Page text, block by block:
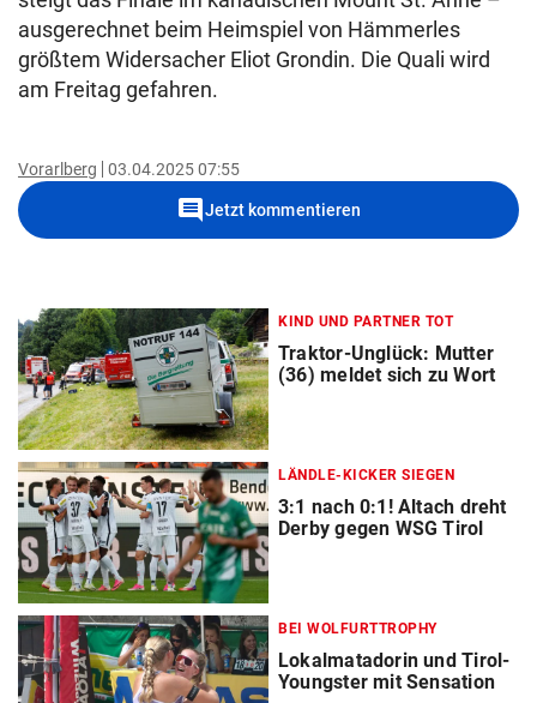
ausgerechnet beim Heimspiel von Hämmerles
größtem Widersacher Eliot Grondin. Die Quali wird
am Freitag gefahren.
Vorarlberg 03.04.2025 07:55
commentJetzt kommentieren
KIND UND PARTNER TOT
Traktor-Unglück: Mutter
(36) meldet sich zu Wort
LÄNDLE-KICKER SIEGEN
3:1 nach 0:1! Altach dreht
Derby gegen WSG Tirol
BEI WOLFURTTROPHY
Lokalmatadorin und Tirol-
Youngster mit Sensation